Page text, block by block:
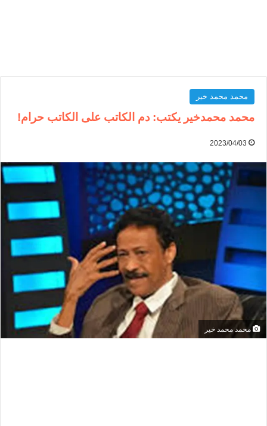
محمد محمد خير
محمد محمدخير يكتب: دم الكاتب على الكاتب حرام!
2023/04/03
محمد محمد خير